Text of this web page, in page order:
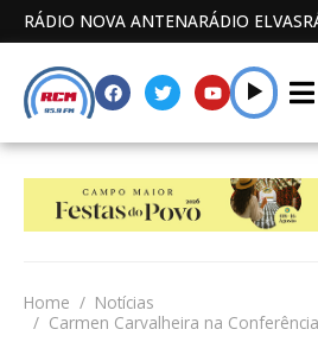
RÁDIO NOVA ANTENARÁDIO ELVAS
Home
Notícias
Carmen Carvalheira na Conferência Internacional